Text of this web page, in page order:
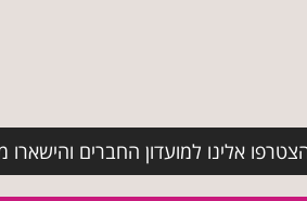
אלינו למועדון החברים והישארו